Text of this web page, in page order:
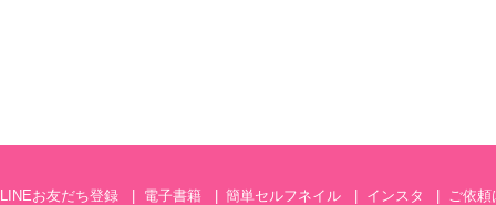
LINEお友だち登録 電子書籍 簡単セルフネイル インスタ ご依頼